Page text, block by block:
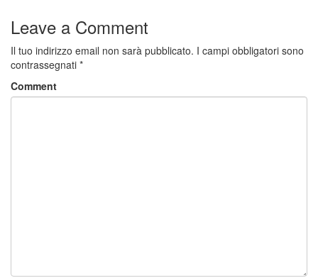
Leave a Comment
Il tuo indirizzo email non sarà pubblicato. I campi obbligatori sono
contrassegnati *
Comment